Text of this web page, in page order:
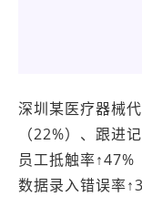
深圳某医疗器械
（22%）、跟进
员工抵触率↑47%
数据录入错误率